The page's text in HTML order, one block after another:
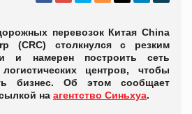
перевозок Китая China
(CRC) столкнулся с резким
и намерен построить сеть
центров, чтобы
бизнес. Об этом сообщает
на агентство Синьхуа.